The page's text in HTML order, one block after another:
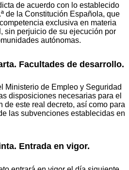
de acuerdo con lo establecido
de la Constitución Española, que
exclusiva en materia
sin perjuicio de su ejecución por
autónomas.
Facultades de desarrollo.
Ministerio de Empleo y Seguridad
disposiciones necesarias para el
de este real decreto, así como para
las subvenciones establecidas en
Entrada en vigor.